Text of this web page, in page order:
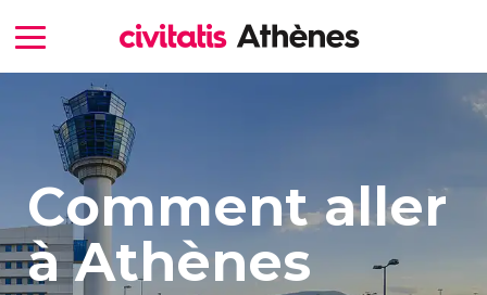
Comment aller
à Athènes